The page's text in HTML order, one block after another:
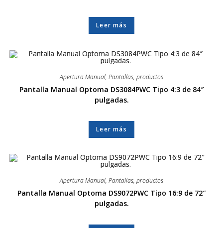
Leer más
Apertura Manual, Pantallas, productos
Pantalla Manual Optoma DS3084PWC Tipo 4:3 de 84″
pulgadas.
Leer más
Apertura Manual, Pantallas, productos
Pantalla Manual Optoma DS9072PWC Tipo 16:9 de 72″
pulgadas.